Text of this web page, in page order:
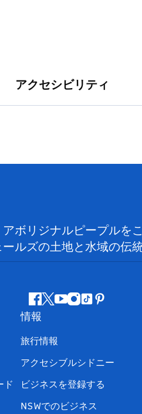
アクセシビリティ
ボリジナルピープルを
ルズの土地と水域の伝
フ
ェ
イ
ブ
ッ
ツ
ッ
ー
ユ
ー
ブ
イ
グ
ラ
テ
ト
ッ
ピ
ス
ト
ド
情報
旅行情報
アクセシブルシドニー
ビジネスを登録する
NSWでのビジネス